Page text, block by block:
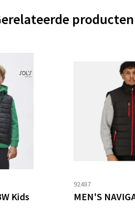
producten
Kids
92487